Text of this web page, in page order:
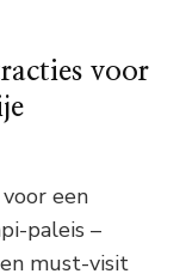
voor
een
paleis –
must-visit